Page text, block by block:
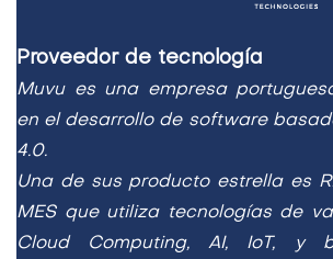
Proveedor de tecnología
Muvu es una empresa
en el desarrollo de software
4.0.
Una de sus producto estrella es
MES que utiliza tecnologías de
Cloud Computing, AI, IoT, y